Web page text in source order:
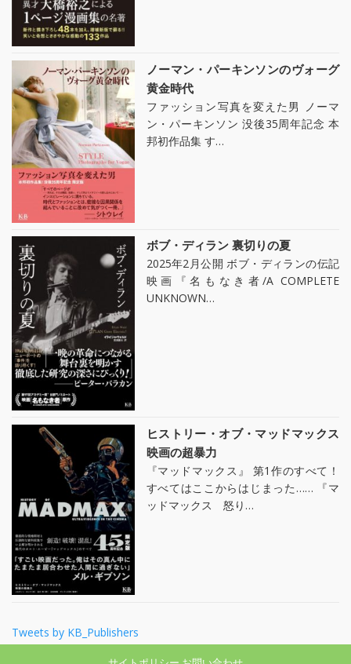
ノーマン・パーキンソンのヴォーグ
黄金時代
ファッション写真を変えた男 ノーマ
ン・パーキンソン 没後35周年記念 本
邦初作品集 す…
ボブ・ディラン 裏切りの夏
2025年2月公開 ボブ・ディランの伝記
映画『名もなき者/A COMPLETE
UNKNOWN…
ヒストリー・オブ・マッドマックス
映画の超暴力
『マッドマックス』 第1作のすべて！
すべてはここからはじまった…… 『マ
ッドマックス 怒り…
Tweets by KB_Publishers